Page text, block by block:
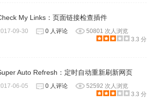
My Links：页面链接检查插件
09-30 0 人评论
50801 次人浏览
3.3 分
Auto Refresh：定时自动重新刷新网页
06-05 0 人评论
52592 次人浏览
3.3 分